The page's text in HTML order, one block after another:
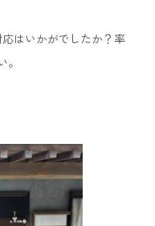
はいかがでしたか？率